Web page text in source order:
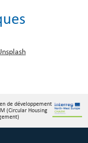
de développement
(Circular Housing